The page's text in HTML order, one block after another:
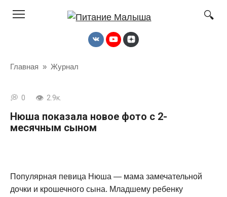
Главная » Журнал
0 2.9к.
Нюша показала новое фото с 2-
месячным сыном
Популярная певица Нюша — мама замечательной
дочки и крошечного сына. Младшему ребенку